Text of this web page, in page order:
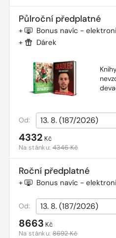
Půlroční předplatné
+ Bonus navíc -
+ Dárek
Od:
4332 Kč
Na stánku:4346 Kč
Roční předplatné
+ Bonus navíc -
Od:
8663 Kč
Na stánku:8692 Kč